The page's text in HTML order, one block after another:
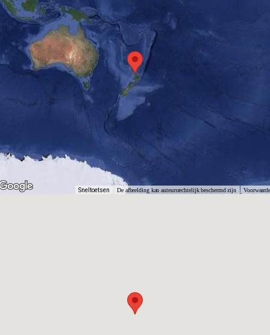
Sneltoetsen De afbeelding kan auteursrechtelijk beschermd zijn